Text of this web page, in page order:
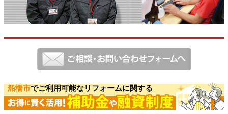
船橋市でご利用可能なリフォームに関する